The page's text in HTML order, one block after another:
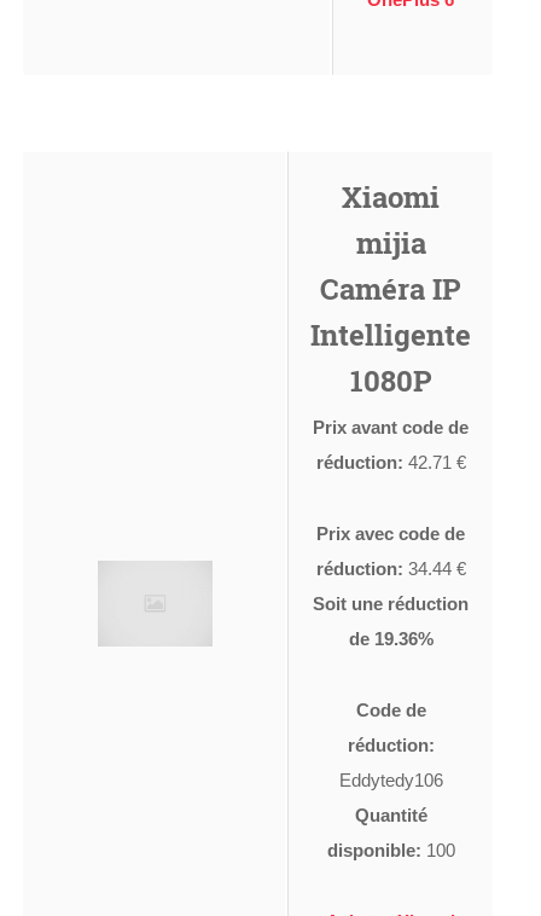
Xiaomi
mijia
Caméra IP
Intelligente
1080P
Prix avant code de
réduction: 42.71 €
Prix avec code de
réduction: 34.44 €
Soit une réduction
de 19.36%
Code de
réduction:
Eddytedy106
Quantité
disponible: 100